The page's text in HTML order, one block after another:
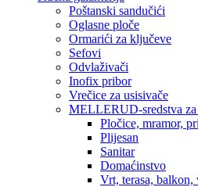
Poštanski sandučići
Oglasne ploče
Ormarići za ključeve
Sefovi
Odvlaživači
Inofix pribor
Vrečice za usisivače
MELLERUD-sredstva za
Pločice, mramor,
Plijesan
Sanitar
Domaćinstvo
Vrt, terasa, balkon,